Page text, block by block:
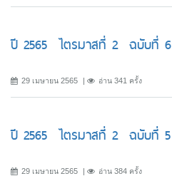
ปี 2565 ไตรมาสที่ 2 ฉบับที่ 6
29 เมษายน 2565 อ่าน 341 ครั้ง
ปี 2565 ไตรมาสที่ 2 ฉบับที่ 5
29 เมษายน 2565 อ่าน 384 ครั้ง